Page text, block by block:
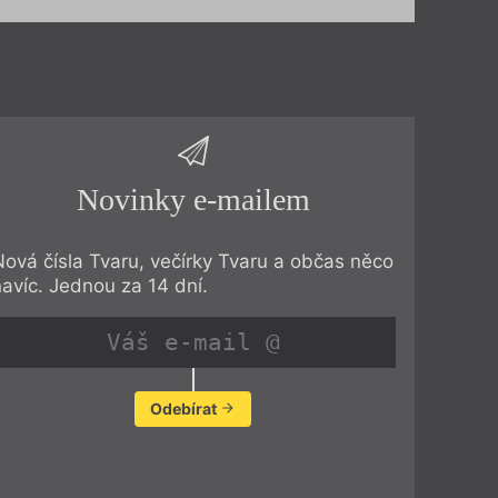
Novinky e-mailem
čísla Tvaru, večírky Tvaru a občas něco
Jednou za 14 dní.
Odebírat